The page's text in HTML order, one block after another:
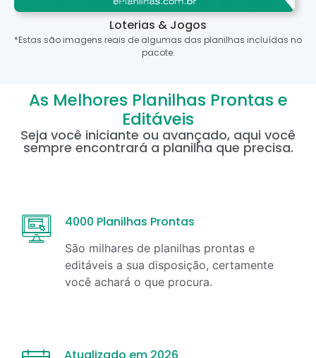
Loterias & Jogos
*Estas são imagens reais de algumas das planilhas incluídas no
pacote.
As Melhores Planilhas Prontas e
Editáveis
Seja você iniciante ou avançado, aqui você
sempre encontrará a planilha que precisa.
4000 Planilhas Prontas
São milhares de planilhas prontas e
editáveis a sua disposição, certamente
você achará o que procura.
Atualizado em 2026